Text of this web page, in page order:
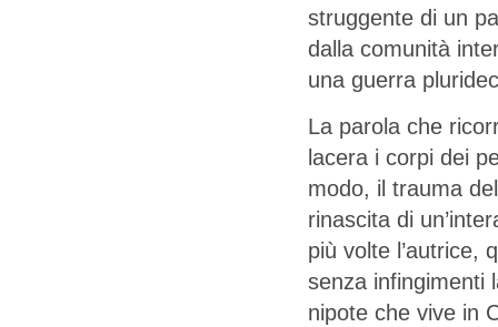
struggente di un
dalla comunità
una guerra
La parola che
lacera i corpi dei
modo, il trauma
rinascita di
più volte l’autrice,
senza infingimenti
nipote che vive in